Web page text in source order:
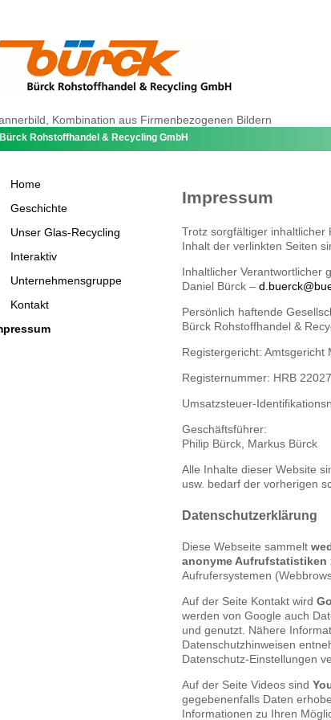
Bürck Rohstoffhandel & Recycling GmbH
Home
Geschichte
Unser Glas-Recycling
Interaktiv
Unternehmensgruppe
Kontakt
Impressum
Trotz sorgfältiger
Inhalt der verlinkten Seiten
Inhaltlicher Verantwortlicher
Daniel Bürck –
Persönlich haftende
Bürck Rohstoffhandel &
Registergericht: Amtsgericht
Registernummer: HRB
Umsatzsteuer-
Geschäftsführer:
Philip Bürck, Markus Bürck
Alle Inhalte dieser Website
usw. bedarf der vorherigen
Datenschutzerklärung
Diese Webseite sammelt
anonyme Aufrufstatistiken
Aufrufersystemen
Auf der Seite Kontakt wird
werden von Google auch
und genutzt. Nähere
Datenschutzhinweisen
Datenschutz-Einstellungen
Auf der Seite Videos sind
gegebenenfalls Daten
Informationen zu Ihren